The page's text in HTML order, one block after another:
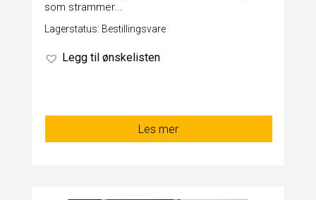
som strammer...
Lagerstatus: Bestillingsvare
Legg til ønskelisten
Les mer